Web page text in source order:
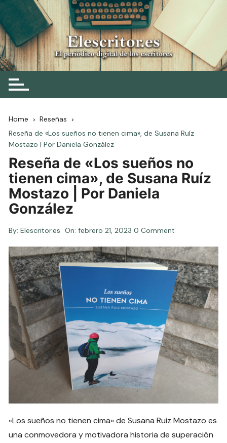
Skip
to
content
Elescritor.es
El periódico digital de los escritores
Home
Reseñas
Reseña de «Los sueños no tienen cima», de Susana Ruíz
Mostazo | Por Daniela González
Reseña de «Los sueños no
tienen cima», de Susana Ruíz
Mostazo | Por Daniela
González
By: Elescritor.es On:febrero 21, 2023 0 Comment
«Los sueños no tienen cima» de Susana Ruiz Mostazo es
una conmovedora y motivadora historia de superación